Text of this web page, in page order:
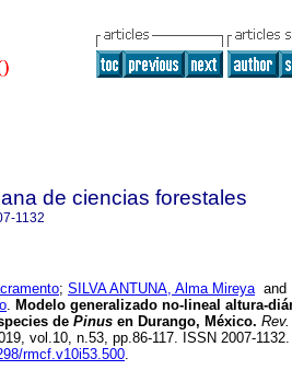
de ciencias forestales
1132
; SILVA ANTUNA, Alma Mireyaand
. Modelo generalizado no-lineal altura-
de Pinus en Durango, México.
vol.10, n.53, pp.86-117. ISSN 2007-1132.
rmcf.v10i53.500.